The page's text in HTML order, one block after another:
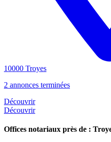
10000 Troyes
2 annonces terminées
Découvrir
Découvrir
Offices notariaux près de :